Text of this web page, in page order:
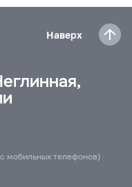
Наверх
мобильных телефонов)